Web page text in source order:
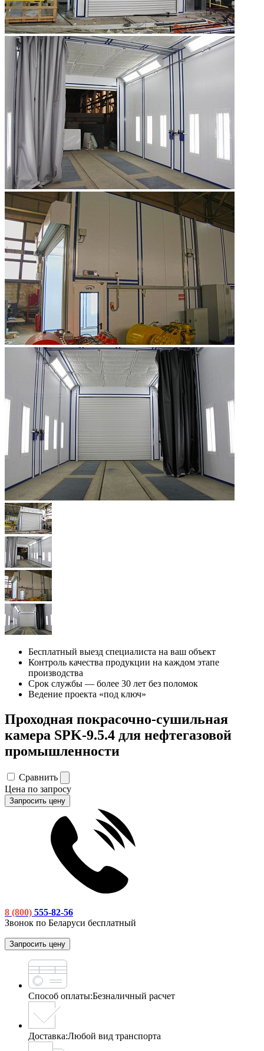
Бесплатный выезд специалиста на ваш объект
Контроль качества продукции на каждом этапе
производства
Срок службы — более 30 лет без поломок
Ведение проекта «под ключ»
Проходная покрасочно-сушильная
камера SPK-9.5.4 для нефтегазовой
промышленности
Сравнить
Цена по запросу
Запросить цену
8 (800) 555-82-56
Звонок по Беларуси бесплатный
Запросить цену
Способ оплаты:Безналичный расчет
Доставка:Любой вид транспорта